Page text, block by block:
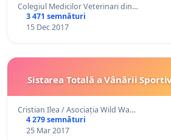
Colegiul Medicilor Veterinari din…
3 471 semnături
15 Dec 2017
Sistarea Totală a Vânării
Cristian Ilea / Asociația Wild Wa…
4 279 semnături
25 Mar 2017